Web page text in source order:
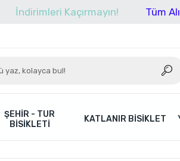
Kaçırmayın! Tüm
ŞEHIR - TUR
BISIKLETI
KATLANIR BISIKLET